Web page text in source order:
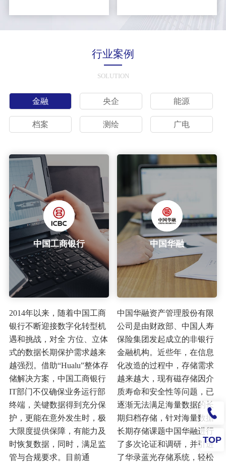
行业案例
SOLUTION
金融 央企 能源
档案 测绘 广电
中国工商银行
2014年以来，随着中国工商
银行不断迎接数字化转型机
遇和挑战，对全 方位、立体
式的数据长期保护需求越来
越强烈。借助“Hualu”整体存
储解决方案，中国工商银行
IT部门不仅确保业务运行部
终端，关键数据得到充分保
护，更能在意外发生时，极
大限度提供保障，有能力及
时恢复数据，同时，满足监
管与合规要求。目前通
中国华融
中国华融资产管理股份有限
公司是由财政部、中国人寿
保险集团发起成立的非银行
金融机构。近些年，在信息
化改造的过程中，存储需求
越来越大，现有磁存储因介
质寿命和安全性等问题，已
逐渐无法满足海量数据的长
期归档存储，针对海量数据
长期存储课题中国华融进行
了多次论证和调研，并引进
了华录蓝光存储系统，轻松
TOP